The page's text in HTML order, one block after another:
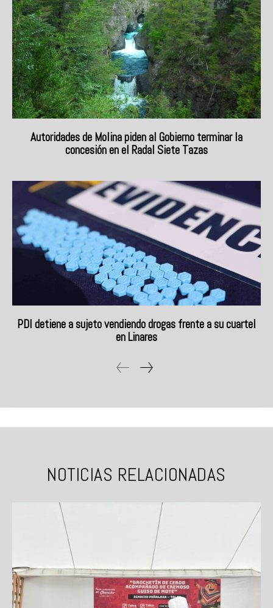
Autoridades de Molina piden al Gobierno terminar la
concesión en el Radal Siete Tazas
PDI detiene a sujeto vendiendo drogas frente a su cuartel
en Linares
NOTICIAS RELACIONADAS